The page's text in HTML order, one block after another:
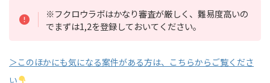
※フクロウラボはかなり審査が厳しく、難易度高いの
でまずは1,2を登録しておいてください。
＞このほかにも気になる案件がある方は、こちらからご覧くださ
い